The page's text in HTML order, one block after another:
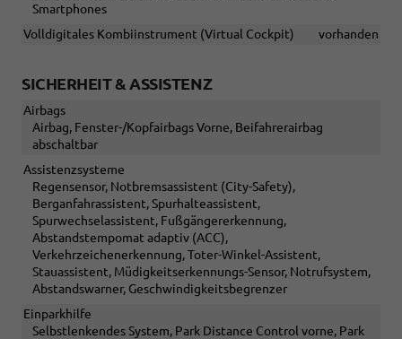
Smartphones
Volldigitales Kombiinstrument (Virtual Cockpit)
vorhanden
SICHERHEIT & ASSISTENZ
Airbags
Airbag, Fenster-/Kopfairbags Vorne, Beifahrerairbag
abschaltbar
Assistenzsysteme
Regensensor, Notbremsassistent (City-Safety),
Berganfahrassistent, Spurhalteassistent,
Spurwechselassistent, Fußgängererkennung,
Abstandstempomat adaptiv (ACC),
Verkehrzeichenerkennung, Toter-Winkel-Assistent,
Stauassistent, Müdigkeitserkennungs-Sensor, Notrufsystem,
Abstandswarner, Geschwindigkeitsbegrenzer
Einparkhilfe
Selbstlenkendes System, Park Distance Control vorne, Park